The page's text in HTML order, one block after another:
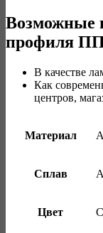
Возможные
профиля
В качестве
Как
центров,
Материал
Сплав
Цвет